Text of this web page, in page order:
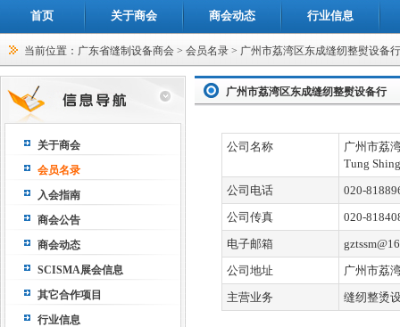
首页 关于商会 商会动态 行业信息
当前位置： 广东省缝制设备商会 > 会员名录 > 广州市荔湾区东成缝纫整熨设备行
关于商会
会员名录
入会指南
商会公告
商会动态
SCISMA展会信息
其它合作项目
行业信息
广州市荔湾区东成缝纫整熨设备行
公司名称
广州市荔
Tung
公司电话
020-
公司传真
020-
电子邮箱
公司地址
广州市荔
主营业务
缝纫整烫